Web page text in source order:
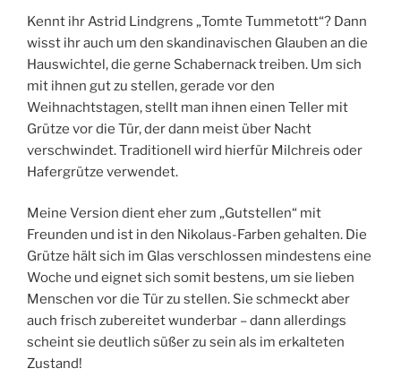
Kennt ihr Astrid Lindgrens „Tomte Tummetott“? Dann
wisst ihr auch um den skandinavischen Glauben an die
Hauswichtel, die gerne Schabernack treiben. Um sich
mit ihnen gut zu stellen, gerade vor den
Weihnachtstagen, stellt man ihnen einen Teller mit
Grütze vor die Tür, der dann meist über Nacht
verschwindet. Traditionell wird hierfür Milchreis oder
Hafergrütze verwendet.
Meine Version dient eher zum „Gutstellen“ mit
Freunden und ist in den Nikolaus-Farben gehalten. Die
Grütze hält sich im Glas verschlossen mindestens eine
Woche und eignet sich somit bestens, um sie lieben
Menschen vor die Tür zu stellen. Sie schmeckt aber
auch frisch zubereitet wunderbar – dann allerdings
scheint sie deutlich süßer zu sein als im erkalteten
Zustand!